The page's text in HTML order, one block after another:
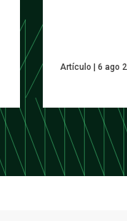
Artículo 6 ago